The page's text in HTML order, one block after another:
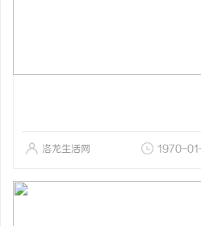
洛龙生活网 1970-